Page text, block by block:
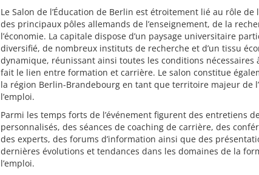
Le Salon de l’Éducation de Berlin est étroitement lié au rôle de
des principaux pôles allemands de l’enseignement, de la
l’économie. La capitale dispose d’un paysage universitaire
diversifié, de nombreux instituts de recherche et d’un tissu
dynamique, réunissant ainsi toutes les conditions nécessaires
fait le lien entre formation et carrière. Le salon constitue
la région Berlin-Brandebourg en tant que territoire majeur de
l’emploi.
Parmi les temps forts de l’événement figurent des entretiens
personnalisés, des séances de coaching de carrière, des
des experts, des forums d’information ainsi que des
dernières évolutions et tendances dans les domaines de la
l’emploi.